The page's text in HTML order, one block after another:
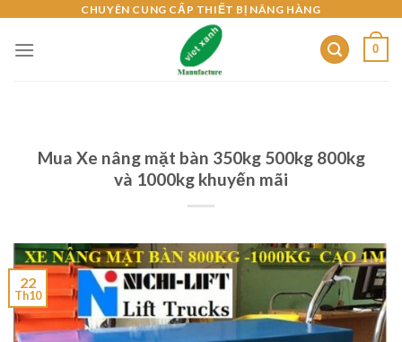
content
CHUYÊN CUNG CẤP THIẾT BỊ NÂNG HÀNG
0
Mua Xe nâng mặt bàn 350kg 500kg 800kg
và 1000kg khuyến mãi
22
Th10